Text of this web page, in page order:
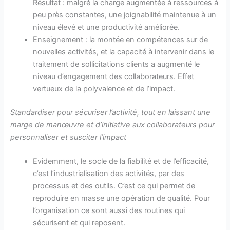
Résultat : malgré la charge augmentée à ressources à
peu près constantes, une joignabilité maintenue à un
niveau élevé et une productivité améliorée.
Enseignement : la montée en compétences sur de
nouvelles activités, et la capacité à intervenir dans le
traitement de sollicitations clients a augmenté le
niveau d’engagement des collaborateurs. Effet
vertueux de la polyvalence et de l’impact.
Standardiser pour sécuriser l’activité, tout en laissant une
marge de manœuvre et d’initiative aux collaborateurs pour
personnaliser et susciter l’impact
Evidemment, le socle de la fiabilité et de l’efficacité,
c’est l’industrialisation des activités, par des
processus et des outils. C’est ce qui permet de
reproduire en masse une opération de qualité. Pour
l’organisation ce sont aussi des routines qui
sécurisent et qui reposent.